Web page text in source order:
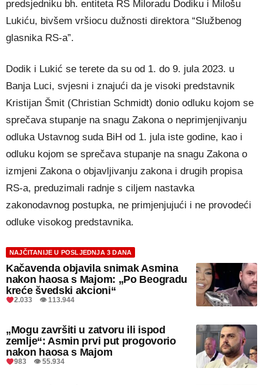
predsjedniku bh. entiteta RS Miloradu Dodiku i Milošu
Lukiću, bivšem vršiocu dužnosti direktora “Službenog
glasnika RS-a”.
Dodik i Lukić se terete da su od 1. do 9. jula 2023. u
Banja Luci, svjesni i znajući da je visoki predstavnik
Kristijan Šmit (Christian Schmidt) donio odluku kojom se
sprečava stupanje na snagu Zakona o neprimjenjivanju
odluka Ustavnog suda BiH od 1. jula iste godine, kao i
odluku kojom se sprečava stupanje na snagu Zakona o
izmjeni Zakona o objavljivanju zakona i drugih propisa
RS-a, preduzimali radnje s ciljem nastavka
zakonodavnog postupka, ne primjenjujući i ne provodeći
odluke visokog predstavnika.
NAJČITANIJE U POSLJEDNJA 3 DANA
Kačavenda objavila snimak Asmina
nakon haosa s Majom: „Po Beogradu
kreće švedski akcioni“
2.033 👁 113.944
„Mogu završiti u zatvoru ili ispod
zemlje“: Asmin prvi put progovorio
nakon haosa s Majom
983 👁 55.934